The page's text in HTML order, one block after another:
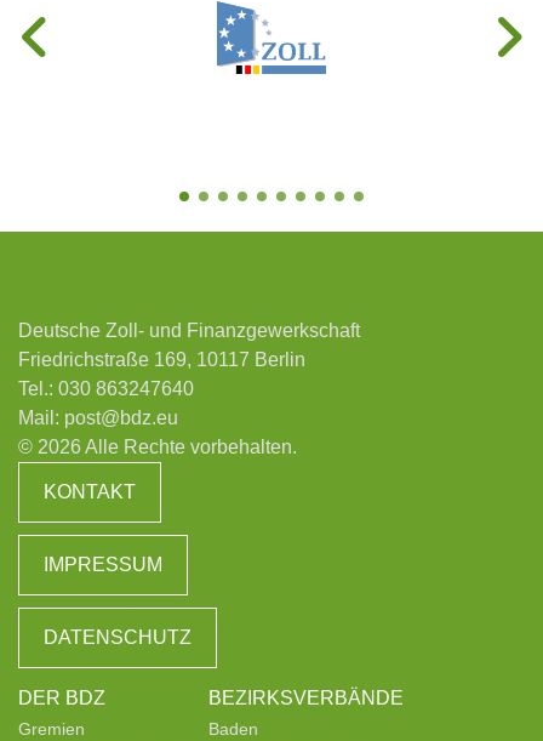
Deutsche Zoll- und Finanzgewerkschaft
Friedrichstraße 169, 10117 Berlin
Tel.: 030 863247640
Mail: post@bdz.eu
© 2026 Alle Rechte vorbehalten.
KONTAKT
IMPRESSUM
DATENSCHUTZ
DER BDZ
Gremien
BEZIRKSVERBÄNDE
Baden